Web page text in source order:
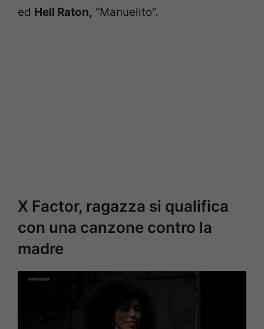
ed Hell Raton, “Manuelito”.
X Factor, ragazza si qualifica
con una canzone contro la
madre